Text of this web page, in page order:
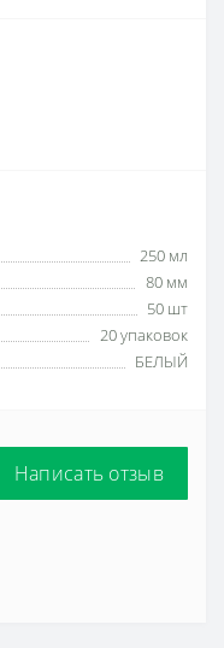
250 мл
80 мм
50 шт
20 упаковок
БЕЛЫЙ
Написать отзыв